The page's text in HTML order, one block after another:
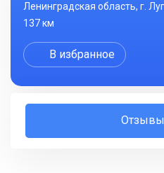
Ленинградская область, г.
137 км
В избранное